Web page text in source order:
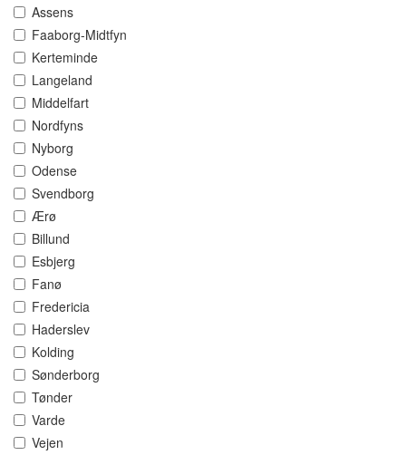
Assens
Faaborg-Midtfyn
Kerteminde
Langeland
Middelfart
Nordfyns
Nyborg
Odense
Svendborg
Ærø
Billund
Esbjerg
Fanø
Fredericia
Haderslev
Kolding
Sønderborg
Tønder
Varde
Vejen